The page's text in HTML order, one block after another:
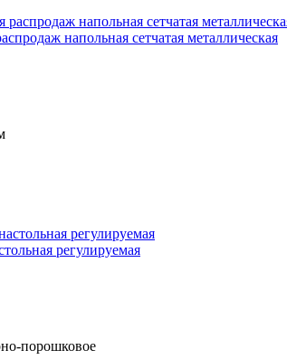
напольная сетчатая металлическая
регулируемая
порошковое